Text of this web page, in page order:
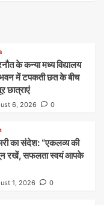
के कन्या मध्य विद्यालय
भवन में टपकती छत के बीच
छात्राएं
6, 2026 0
का संदेश: “एकलव्य की
रखें, सफलता स्वयं आपके
1, 2026 0